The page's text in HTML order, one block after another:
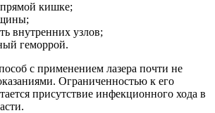
кишке;
внутренних узлов;
геморрой.
с применением лазера почти не
Ограниченностью к его
присутствие инфекционного хода в